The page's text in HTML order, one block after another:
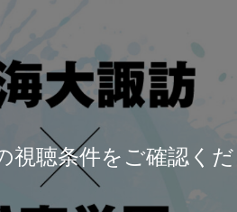
視聴条件をご確認く